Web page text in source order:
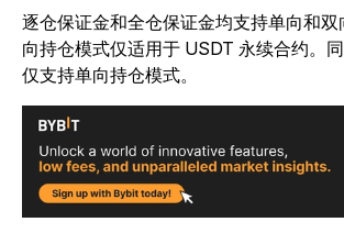
逐仓保证金和全仓保证金均支持单向和双
向持仓模式仅适用于 USDT 永续合约。
仅支持单向持仓模式。